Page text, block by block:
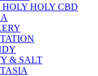
HOLY CBD
& SALT